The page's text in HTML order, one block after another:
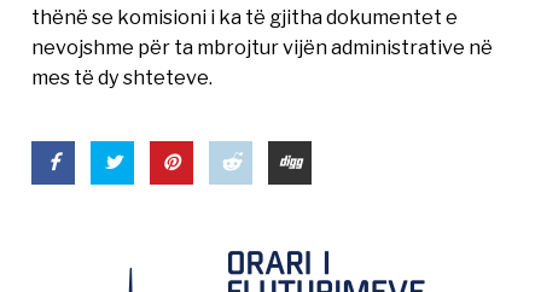
thënë se komisioni i ka të gjitha dokumentet e
nevojshme për ta mbrojtur vijën administrative në
mes të dy shteteve.